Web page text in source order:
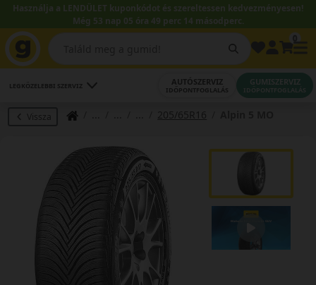
Használja a LENDÜLET kuponkódot és szereltessen kedvezményesen!
Még 53 nap 05 óra 49 perc 14 másodperc.
LEGKÖZELEBBI SZERVIZ AUTÓSZERVIZ
IDŐPONTFOGLALÁS
GUMISZERVIZ
IDŐPONTFOGLALÁS
Vissza 205/65R16